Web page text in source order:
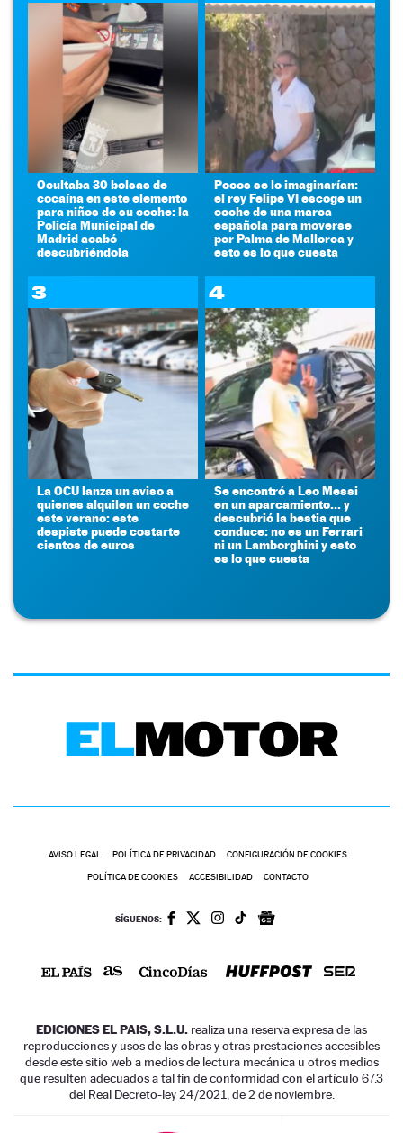
Ocultaba 30 bolsas de
cocaína en este elemento
para niños de su coche: la
Policía Municipal de
Madrid acabó
descubriéndola
Pocos se lo imaginarían:
el rey Felipe VI escoge un
coche de una marca
española para moverse
por Palma de Mallorca y
esto es lo que cuesta
3
La OCU lanza un aviso a
quienes alquilen un coche
este verano: este
despiste puede costarte
cientos de euros
4
Se encontró a Leo Messi
en un aparcamiento... y
descubrió la bestia que
conduce: no es un Ferrari
ni un Lamborghini y esto
es lo que cuesta
AVISO LEGAL POLÍTICA DE PRIVACIDAD CONFIGURACIÓN DE COOKIES
POLÍTICA DE COOKIES ACCESIBILIDAD CONTACTO
SÍGUENOS:
EDICIONES EL PAIS, S.L.U. realiza una reserva expresa de las
reproducciones y usos de las obras y otras prestaciones accesibles
desde este sitio web a medios de lectura mecánica u otros medios
que resulten adecuados a tal fin de conformidad con el artículo 67.3
del Real Decreto-ley 24/2021, de 2 de noviembre.